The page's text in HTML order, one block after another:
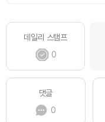
데일리 스탬프
0
댓글
0